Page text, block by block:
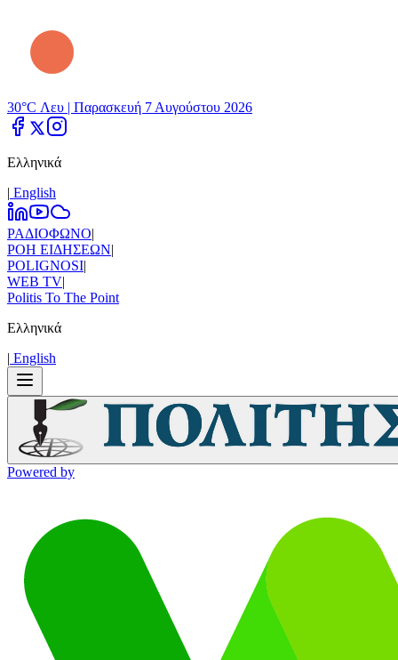
30°C Λευ | Παρασκευή 7 Αυγούστου 2026
Ελληνικά
| Εnglish
ΡΑΔΙΟΦΩΝΟ|
ΡΟΗ ΕΙΔΗΣΕΩΝ|
POLIGNOSI|
WEB TV|
Politis To The Point
Ελληνικά
| Εnglish
Powered by